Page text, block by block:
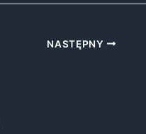
NASTĘPNY